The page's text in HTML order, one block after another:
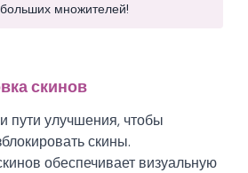
множителей!
скинов
пути улучшения, чтобы
скины.
обеспечивает визуальную